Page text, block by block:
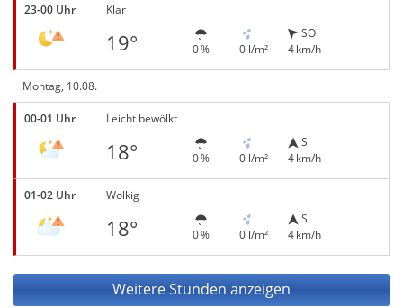
23-00 Uhr Klar
19° 0 % 0 l/m²
SO
4 km/h
Montag, 10.08.
00-01 Uhr Leicht bewölkt
18° 0 % 0 l/m²
S
4 km/h
01-02 Uhr Wolkig
18° 0 % 0 l/m²
S
4 km/h
Weitere Stunden anzeigen